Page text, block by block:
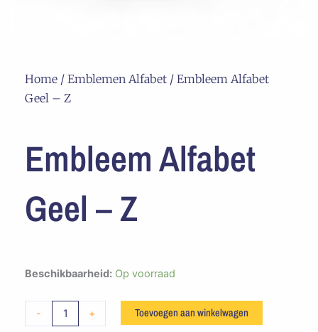
Home / Emblemen Alfabet / Embleem Alfabet
Geel – Z
Embleem Alfabet
Geel – Z
Beschikbaarheid: Op voorraad
-
Embleem
-
+ Toevoegen aan winkelwagen